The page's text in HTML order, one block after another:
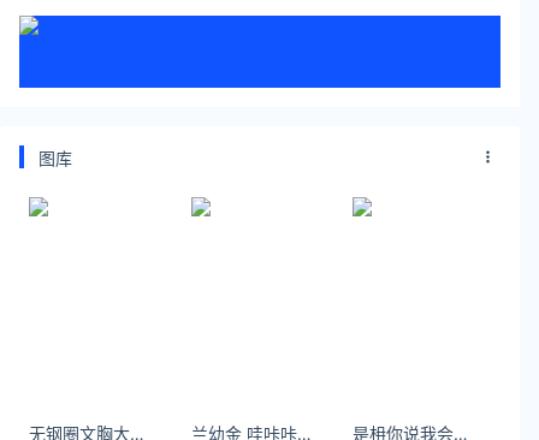
图库
无钢圈文胸大胸显小胸聚拢薄款少女学生磨毛锦纶一体罩杯内衣秋冬 兰幼金 哇咔咔终于我也拥有玲娜贝儿啦٩(´͈ᗨ`͈)۶ ​​​​ 是枏你说我会遇到更好的人 其实是你想遇到更好的人